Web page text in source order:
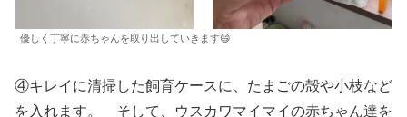
優しく丁寧に赤ちゃんを取り出していきます😄
④キレイに清掃した飼育ケースに、たまごの殻や小枝など
を入れます。 そして、ウスカワマイマイの赤ちゃん達を